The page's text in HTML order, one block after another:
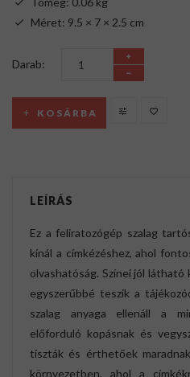
Méret: 9.5 × 7 × 2.5 cm
Darab:
KOSÁRBA
LEÍRÁS
Ez a feliratozógép szalag
kínál a címkézéshez, ahol
olvashatóság. Színei jól
egyszerűbbé teszik a
szalag anyaga ellenáll a
előforduló kopásnak és
tiszták és érthetőek
környezetben, ahol a